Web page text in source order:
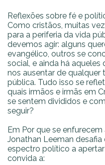
Reflexões sobre fé e
Como cristãos, muitas
para a periferia da vida
devemos agir: alguns
evangélico, outros se
social, e ainda há
nos ausentar de qualquer
pública. Tudo isso se
quais irmãos e irmãs em
se sentem divididos e
seguir?
Em Por que se
Jonathan Leeman
espectro político a
convida a: